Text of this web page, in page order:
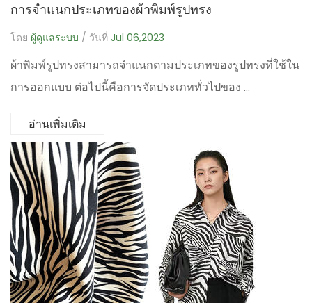
การจำแนกประเภทของผ้าพิมพ์รูปทรง
โดย ผู้ดูแลระบบ / วันที่ Jul 06,2023
ผ้าพิมพ์รูปทรงสามารถจำแนกตามประเภทของรูปทรงที่ใช้ใน
การออกแบบ ต่อไปนี้คือการจัดประเภททั่วไปของ ...
อ่านเพิ่มเติม